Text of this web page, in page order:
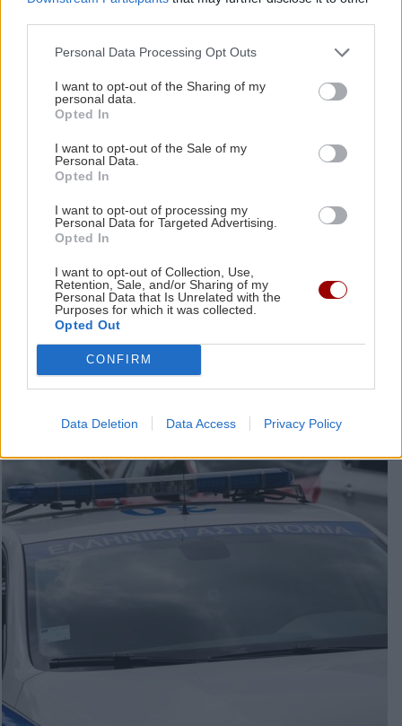
Personal Data Processing Opt Outs
I want to opt-out of the Sharing of my
personal data.
Opted In
I want to opt-out of the Sale of my
Personal Data.
Opted In
I want to opt-out of processing my
Personal Data for Targeted Advertising.
Opted In
I want to opt-out of Collection, Use,
Retention, Sale, and/or Sharing of my
Personal Data that Is Unrelated with the
Purposes for which it was collected.
Opted Out
CONFIRM
Data Deletion Data Access Privacy Policy
υπέστη παίκτης και
αναστέλλεται η τηλεοπτική
μετάδοση
κακοτεχνία στο οδόστρωμα
ΕΛΛΑΔΑ
σε σούπερ μάρκετ – Σε
κρίσιμη κατάσταση ο
14:31 | 23/12/2025